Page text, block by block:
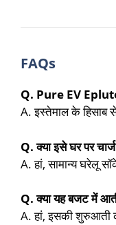
FAQs
Q. Pure EV
A. इस्तेमाल के
Q. क्या इसे घर पर
A. हां, सामान्य घरेलू
Q. क्या यह बजट में
A. हां, इसकी शुरुआती